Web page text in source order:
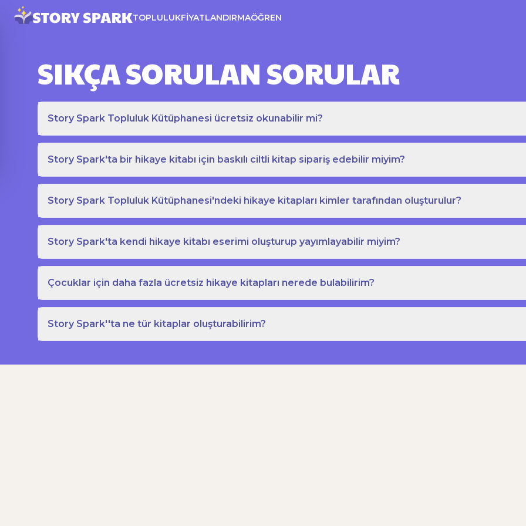
TOPLULUKFIYATLANDIRMAÖĞREN
SIKÇA SORULAN SORULAR
Story Spark Topluluk Kütüphanesi ücretsiz okunabilir mi?
Story Spark'ta bir hikaye kitabı için baskılı ciltli kitap sipariş edebilir miyim?
Story Spark Topluluk Kütüphanesi'ndeki hikaye kitapları kimler tarafından oluşturulur?
Story Spark'ta kendi hikaye kitabı eserimi oluşturup yayımlayabilir miyim?
Çocuklar için daha fazla ücretsiz hikaye kitapları nerede bulabilirim?
Story Spark''ta ne tür kitaplar oluşturabilirim?